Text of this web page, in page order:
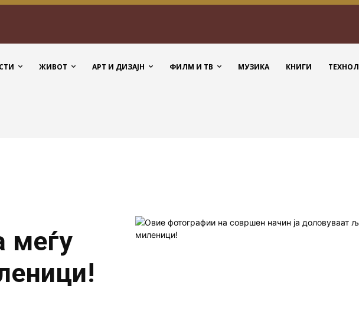
ЖИВОТ АРТ И ДИЗАЈН ФИЛМ И ТВ МУЗИКА КНИГИ
меѓу